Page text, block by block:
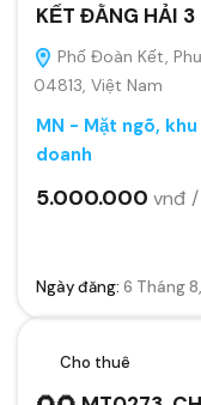
KẾT ĐẰNG HẢI
Phố Đoàn Kết,
04813, Việt Nam
MN - Mặt ngõ,
doanh
5.000.000 vnđ
Ngày đăng: 6 Tháng
Cho thuê